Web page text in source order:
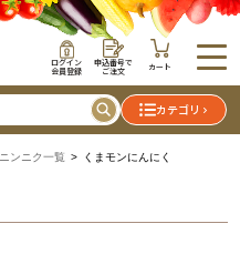
ログイン
会員登録
申込番号で
ご注文 カート
カテゴリ
ニンニク一覧 > くまモンにんにく